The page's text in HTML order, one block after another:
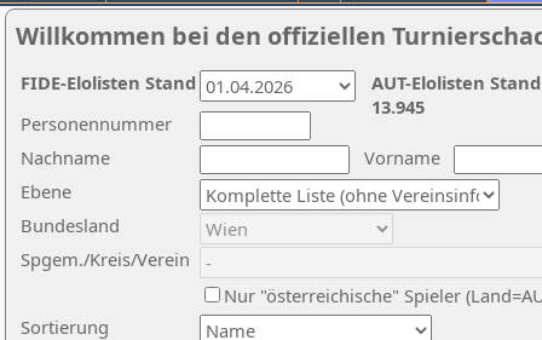
Willkommen bei den offiziellen
Nachname
Vorname
Ebene
Sortierung
Personennummer
Bundesland
Spgem./Kreis/Verein
Nur "österreichische" Spieler
AUT-Elolisten
13.945
FIDE-Elolisten Stand